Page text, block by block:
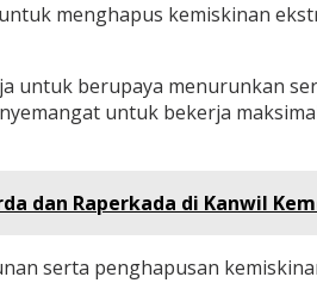
menghapus kemiskinan
untuk berupaya menurunkan
untuk bekerja
dan Raperkada di Kanwil
serta penghapusan